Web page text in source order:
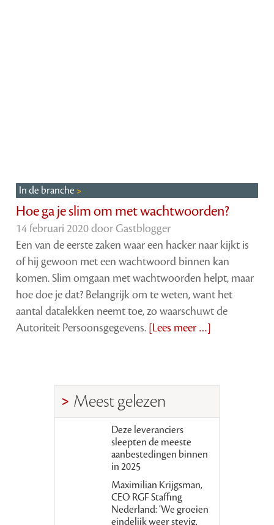
In de branche
Hoe ga je slim om met wachtwoorden?
14 februari 2020 doorGastblogger
Een van de eerste zaken waar een hacker naar kijkt is
of hij gewoon met een wachtwoord binnen kan
komen. Slim omgaan met wachtwoorden helpt, maar
hoe doe je dat? Belangrijk om te weten, want het
aantal datalekken neemt toe, zo waarschuwt de
Autoriteit Persoonsgegevens. [Lees meer …]
Meest gelezen
Deze leveranciers
sleepten de meeste
aanbestedingen binnen
in 2025
Maximilian Krijgsman,
CEO RGF Staffing
Nederland: ‘We groeien
eindelijk weer stevig,